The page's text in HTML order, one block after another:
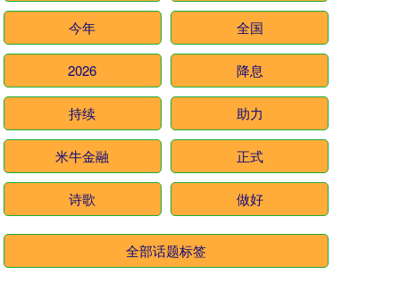
今年 全国
2026 降息
持续 助力
米牛金融 正式
诗歌 做好
全部话题标签